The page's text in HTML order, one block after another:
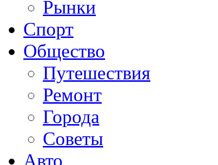
Рынки
Спорт
Общество
Путешествия
Ремонт
Города
Советы
Авто